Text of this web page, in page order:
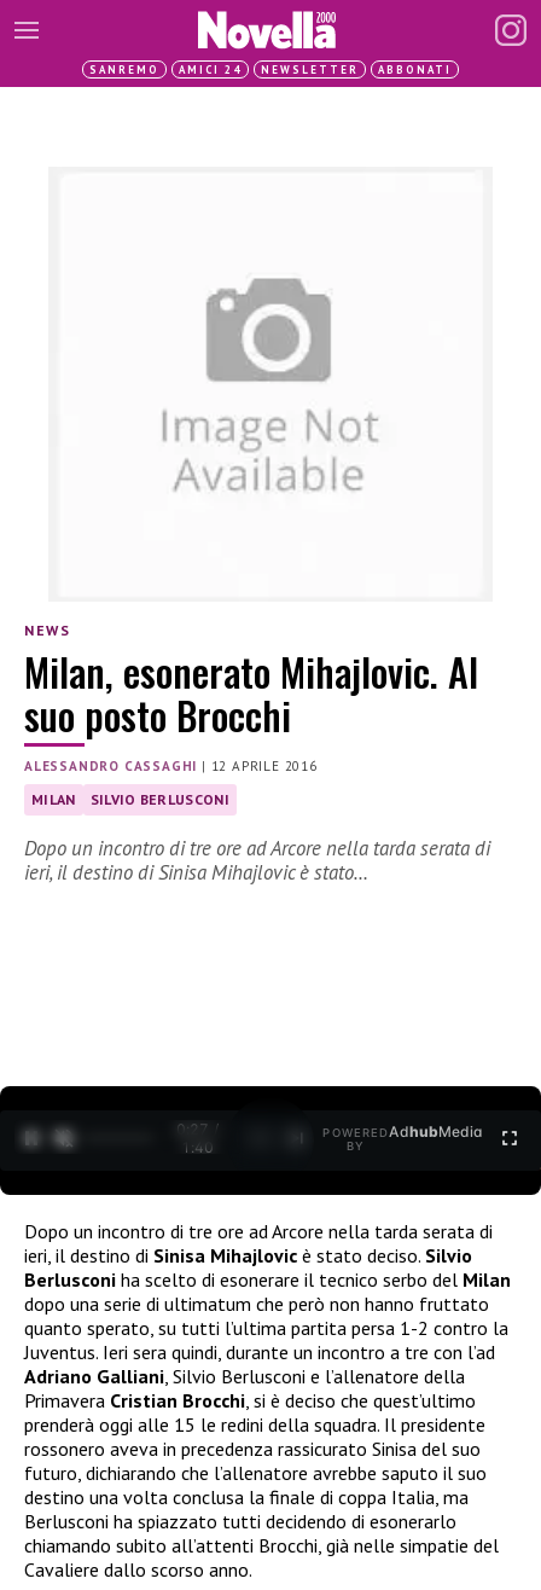
SANREMO AMICI 24 NEWSLETTER ABBONATI
NEWS
Milan, esonerato Mihajlovic. Al
suo posto Brocchi
ALESSANDRO CASSAGHI | 12 APRILE 2016
MILAN SILVIO BERLUSCONI
Dopo un incontro di tre ore ad Arcore nella tarda serata di
ieri, il destino di Sinisa Mihajlovic è stato…
0:28 /
1:40
POWERED
BY
AdhubMedia
Dopo un incontro di tre ore ad Arcore nella tarda serata di
ieri, il destino di Sinisa Mihajlovic è stato deciso. Silvio
Berlusconi ha scelto di esonerare il tecnico serbo del Milan
dopo una serie di ultimatum che però non hanno fruttato
quanto sperato, su tutti l’ultima partita persa 1-2 contro la
Juventus. Ieri sera quindi, durante un incontro a tre con l’ad
Adriano Galliani , Silvio Berlusconi e l’allenatore della
Primavera Cristian Brocchi , si è deciso che quest’ultimo
prenderà oggi alle 15 le redini della squadra. Il presidente
rossonero aveva in precedenza rassicurato Sinisa del suo
futuro, dichiarando che l’allenatore avrebbe saputo il suo
destino una volta conclusa la finale di coppa Italia, ma
Berlusconi ha spiazzato tutti decidendo di esonerarlo
chiamando subito all’attenti Brocchi, già nelle simpatie del
Cavaliere dallo scorso anno.